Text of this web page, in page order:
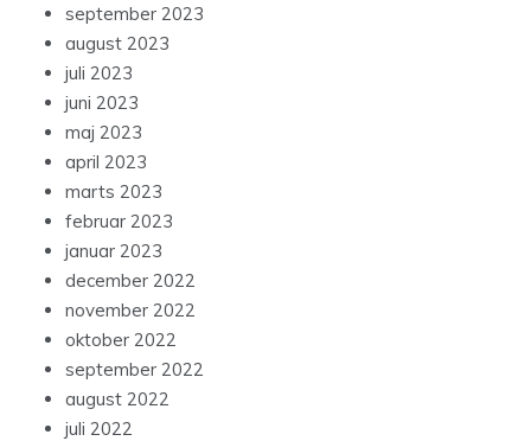
september 2023
august 2023
juli 2023
juni 2023
maj 2023
april 2023
marts 2023
februar 2023
januar 2023
december 2022
november 2022
oktober 2022
september 2022
august 2022
juli 2022